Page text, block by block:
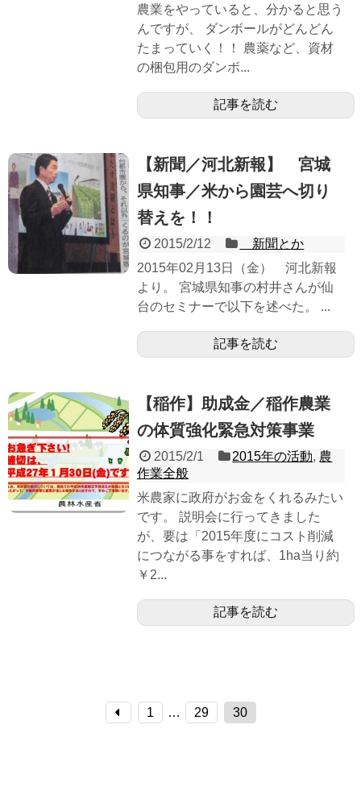
農業をやっていると、分かると思う
んですが、 ダンボールがどんどん
たまっていく！！ 農薬など、資材
の梱包用のダンボ...
記事を読む
【新聞／河北新報】 宮城
県知事／米から園芸へ切り
替えを！！
2015/2/12
＿新聞とか
2015年02月13日（金） 河北新報
より。 宮城県知事の村井さんが仙
台のセミナーで以下を述べた。 ...
記事を読む
【稲作】助成金／稲作農業
の体質強化緊急対策事業
2015/2/1 2015年の活動, 農
作業全般
米農家に政府がお金をくれるみたい
です。 説明会に行ってきました
が、要は「2015年度にコスト削減
につながる事をすれば、1ha当り約
￥2...
記事を読む
1 … 29 30